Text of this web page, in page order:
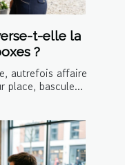
t-elle la
?
autrefois affaire
place, bascule...